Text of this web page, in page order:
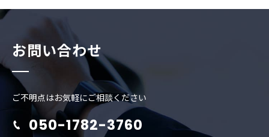
お問い合わせ
ご不明点はお気軽にご相談ください
050-1782-3760